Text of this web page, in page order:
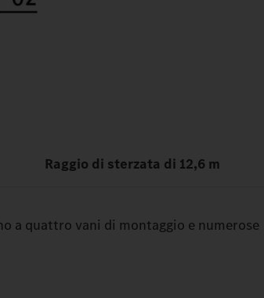
Raggio di sterzata di 12,6 m
a quattro vani di montaggio e numerose